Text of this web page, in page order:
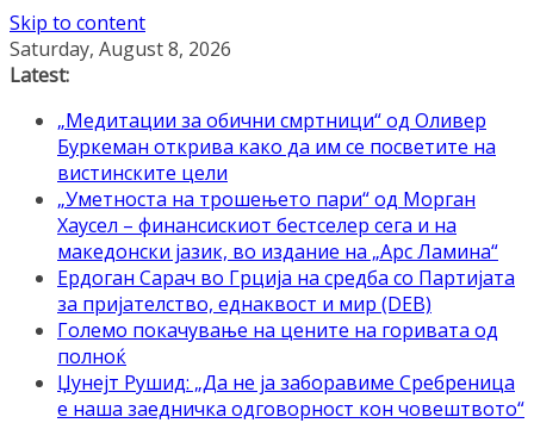
Skip to content
Saturday, August 8, 2026
Latest:
„Медитации за обични смртници“ од Оливер
Буркеман открива како да им се посветите на
вистинските цели
„Уметноста на трошењето пари“ од Морган
Хаусел – финансискиот бестселер сега и на
македонски јазик, во издание на „Арс Ламина“
Ердоган Сарач во Грција на средба со Партијата
за пријателство, еднаквост и мир (DEB)
Големо покачување на цените на горивата од
полноќ
Џунејт Рушид: „Да не ја заборавиме Сребреница
е наша заедничка одговорност кон човештвото“